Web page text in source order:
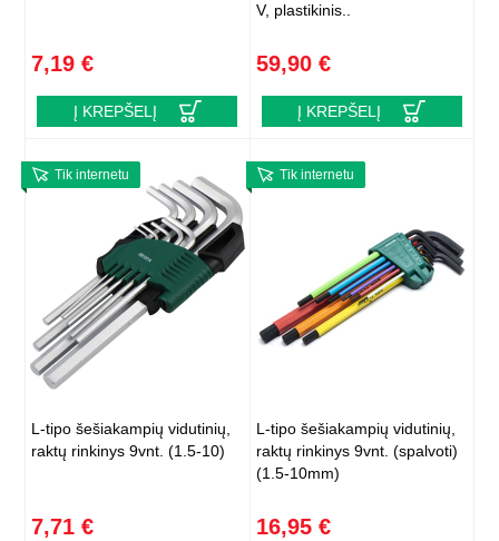
7,19 €
Į KREPŠELĮ
V, plastikinis..
59,90 €
Į KREPŠELĮ
Tik internetu
L-tipo šešiakampių vidutinių,
raktų rinkinys 9vnt. (1.5-10)
7,71 €
Tik internetu
L-tipo šešiakampių vidutinių,
raktų rinkinys 9vnt. (spalvoti)
(1.5-10mm)
16,95 €